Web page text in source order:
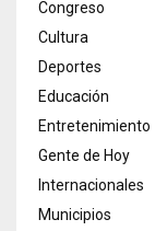
Congreso
Cultura
Deportes
Educación
Entretenimiento
Gente de Hoy
Internacionales
Municipios